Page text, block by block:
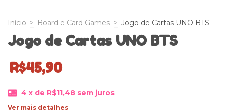
Início > Board e Card Games > Jogo de Cartas UNO BTS
Jogo de Cartas UNO BTS
R$45,90
4 x de R$11,48 sem juros
Ver mais detalhes